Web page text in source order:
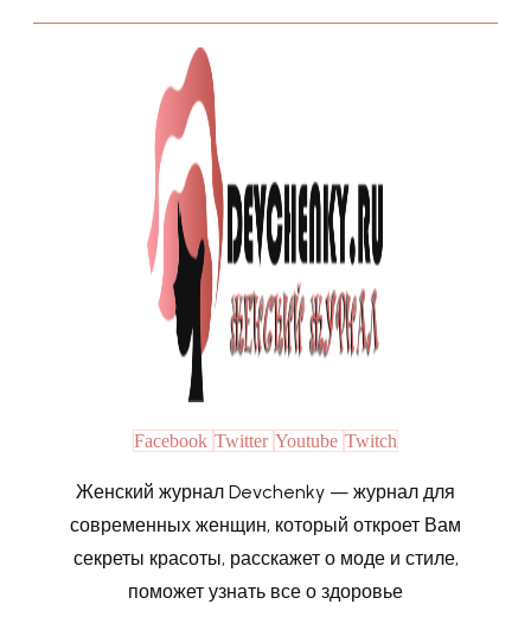
Facebook Twitter Youtube Twitch
Женский журнал Devchenky — журнал для
современных женщин, который откроет Вам
секреты красоты, расскажет о моде и стиле,
поможет узнать все о здоровье